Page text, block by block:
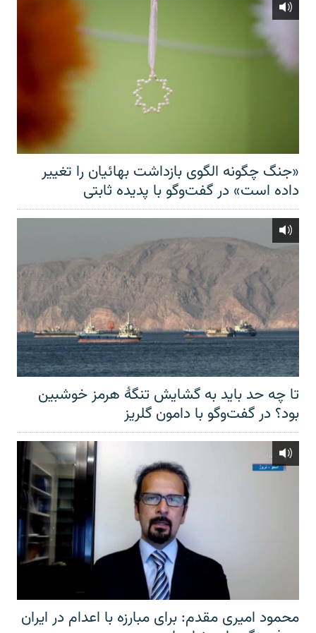
«جنگ چگونه الگوی بازداشت بهائیان را تغییر
داده است» در گفت‌وگو با پدیده ثابتی
تا چه حد باید به گشایش تنگهٔ هرمز خوشبین
بود؟ در گفت‌وگو با دامون گلریز
محمود امیری مقدم: برای مبارزه با اعدام در ایران